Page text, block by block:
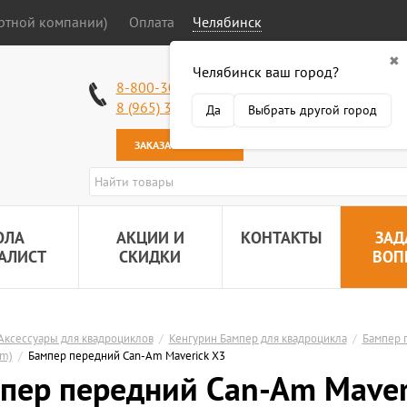
компании) Оплата Челябинск
✖
Челябинск ваш город?
Да Выбрать другой город
8-800-301-50-58
8 (965) 318-34-38
ЗАКАЗАТЬ ЗВОНОК
АКЦИИ И
СКИДКИ
КОНТАКТЫ
для квадроциклов / Кенгурин Бампер для квадроцикла / Бампер
/ Бампер передний Can-Am Maverick X3
передний Can-Am